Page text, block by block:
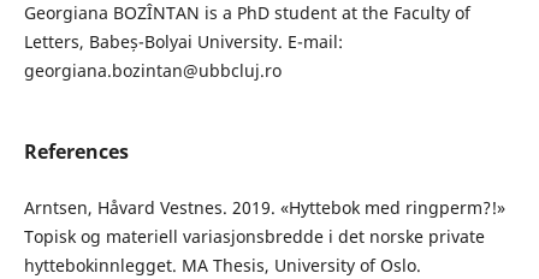
Georgiana BOZÎNTAN is a PhD student at the Faculty of
Letters, Babeș-Bolyai University. E-mail:
georgiana.bozintan@ubbcluj.ro
References
Arntsen, Håvard Vestnes. 2019. «Hyttebok med ringperm?!»
Topisk og materiell variasjonsbredde i det norske private
hyttebokinnlegget. MA Thesis, University of Oslo.